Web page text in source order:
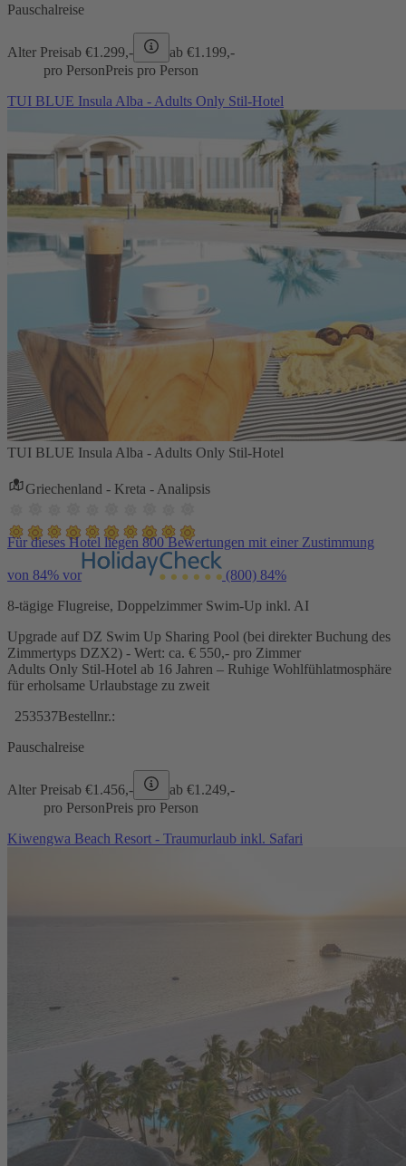
Pauschalreise
Alter Preisab €1.299,- ab €1.199,-
pro PersonPreis pro Person
TUI BLUE Insula Alba - Adults Only Stil-Hotel
TUI BLUE Insula Alba - Adults Only Stil-Hotel
Griechenland - Kreta - Analipsis
Für dieses Hotel liegen 800 Bewertungen mit einer Zustimmung
von 84% vor (800) 84%
8-tägige Flugreise, Doppelzimmer Swim-Up inkl. AI
Upgrade auf DZ Swim Up Sharing Pool (bei direkter Buchung des
Zimmertyps DZX2) - Wert: ca. € 550,- pro Zimmer
Adults Only Stil-Hotel ab 16 Jahren – Ruhige Wohlfühlatmosphäre
für erholsame Urlaubstage zu zweit
253537Bestellnr.:
Pauschalreise
Alter Preisab €1.456,- ab €1.249,-
pro PersonPreis pro Person
Kiwengwa Beach Resort - Traumurlaub inkl. Safari